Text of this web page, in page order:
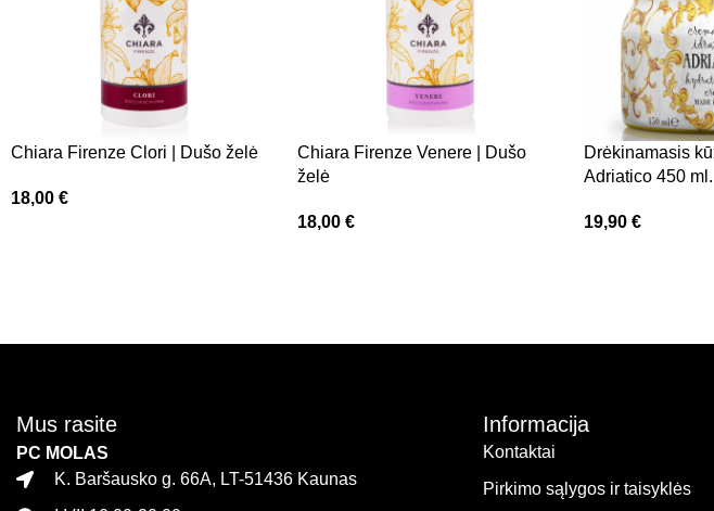
Chiara Firenze Clori | Dušo želė
18,00 €
Chiara Firenze Venere | Dušo
želė
18,00 €
Drėkinamasis
Adriatico 450 ml.
19,90 €
Mus rasite
PC MOLAS
K. Baršausko g. 66A, LT-51436 Kaunas
Informacija
Kontaktai
Pirkimo sąlygos ir taisyklės